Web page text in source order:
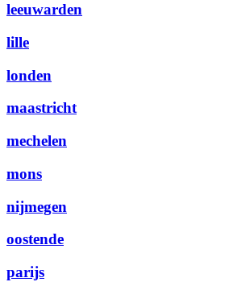
leeuwarden
lille
londen
maastricht
mechelen
mons
nijmegen
oostende
parijs